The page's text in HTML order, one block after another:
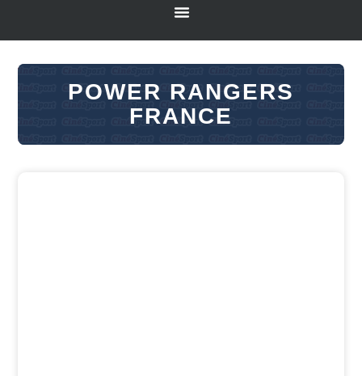
POWER RANGERS
FRANCE